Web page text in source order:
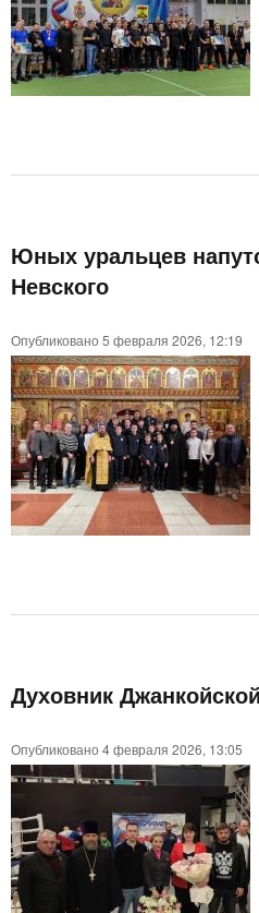
Юных уральцев
Невского
Опубликовано 5 февраля 2026, 12:19
Духовник
Опубликовано 4 февраля 2026, 13:05